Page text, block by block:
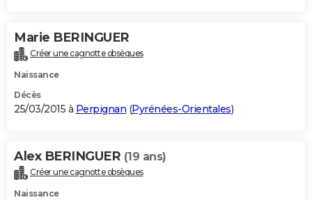
Marie BERINGUER
Créer une cagnotte obsèques
Naissance
Décès
25/03/2015 à Perpignan (Pyrénées-Orientales)
Alex BERINGUER (19 ans)
Créer une cagnotte obsèques
Naissance